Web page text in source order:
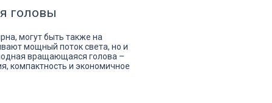
головы
могут быть также на
мощный поток света, но и
вращающаяся голова –
компактность и экономичное